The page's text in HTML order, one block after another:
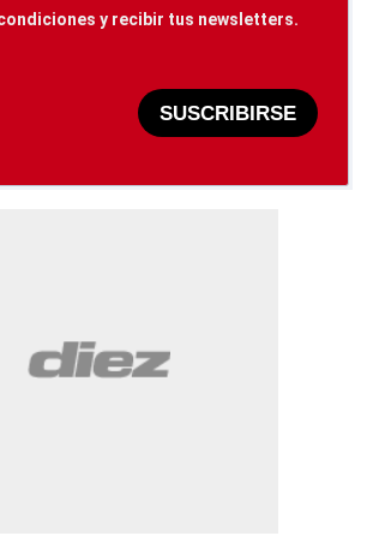
y recibir tus newsletters.
SUSCRIBIRSE